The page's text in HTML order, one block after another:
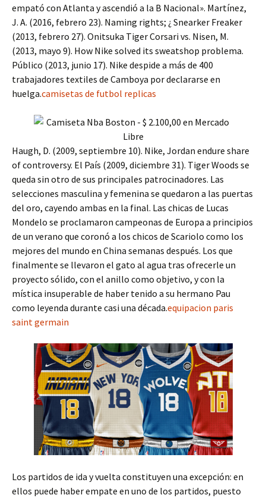
empató con Atlanta y ascendió a la B Nacional». Martínez,
J. A. (2016, febrero 23). Naming rights; ¿ Snearker Freaker
(2013, febrero 27). Onitsuka Tiger Corsari vs. Nisen, M.
(2013, mayo 9). How Nike solved its sweatshop problema.
Público (2013, junio 17). Nike despide a más de 400
trabajadores textiles de Camboya por declararse en
huelga.camisetas de futbol replicas
Haugh, D. (2009, septiembre 10). Nike, Jordan endure share
of controversy. El País (2009, diciembre 31). Tiger Woods se
queda sin otro de sus principales patrocinadores. Las
selecciones masculina y femenina se quedaron a las puertas
del oro, cayendo ambas en la final. Las chicas de Lucas
Mondelo se proclamaron campeonas de Europa a principios
de un verano que coronó a los chicos de Scariolo como los
mejores del mundo en China semanas después. Los que
finalmente se llevaron el gato al agua tras ofrecerle un
proyecto sólido, con el anillo como objetivo, y con la
mística insuperable de haber tenido a su hermano Pau
como leyenda durante casi una década.equipacion paris
saint germain
Los partidos de ida y vuelta constituyen una excepción: en
ellos puede haber empate en uno de los partidos, puesto